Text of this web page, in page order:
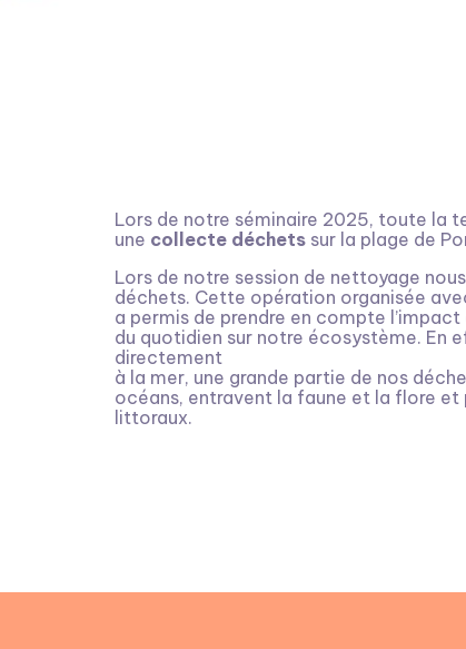
Lors de notre séminaire 2025, toute la
une collecte déchets sur la plage de
Lors de notre session de nettoyage
déchets. Cette opération organisée
a permis de prendre en compte
du quotidien sur notre écosystème. En
directement
à la mer, une grande partie de nos
océans, entravent la faune et la flore et
littoraux.